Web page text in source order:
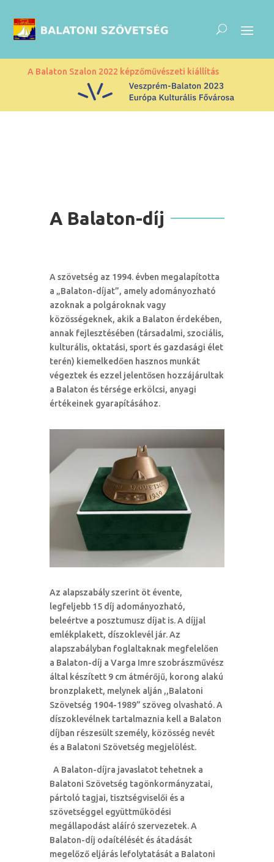
A Balaton Szalon 2022 képzőművészeti kiállítás
A Balaton-díj
A szövetség az 1994. évben megalapította
a „Balaton-díjat”, amely adományozható
azoknak a polgároknak vagy
közösségeknek, akik a Balaton érdekében,
annak fejlesztésében (társadalmi, szociális,
kulturális, oktatási, sport és gazdasági élet
terén) kiemelkedően hasznos munkát
végeztek és ezzel jelentősen hozzájárultak
a Balaton és térsége erkölcsi, anyagi
értékeinek gyarapításához.
Az alapszabály szerint öt évente,
legfeljebb 15 díj adományozható,
beleértve a posztumusz díjat is. A díjjal
emlékplakett, díszoklevél jár. Az
alapszabályban foglaltaknak megfelelően
a Balaton-díj a Varga Imre szobrászművész
által készített 9 cm átmérőjű, korong alakú
bronzplakett, melynek alján ,,Balatoni
Szövetség 1904-1989” szöveg olvasható. A
díszoklevélnek tartalmaznia kell a Balaton
díjban részesült személy, közösség nevét
és a Balatoni Szövetség megjelölést.
A Balaton-díjra javaslatot tehetnek a
Balatoni Szövetség tagönkormányzatai,
pártoló tagjai, tisztségviselői és a
szövetséggel együttműködési
megállapodást aláíró szervezetek. A
Balaton-díj odaítélését és átadását
megelőző eljárás lefolytatását a Balatoni